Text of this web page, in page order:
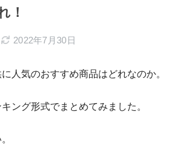
！
2022年7月30日
人気のおすすめ商品はどれなのか。
ング形式でまとめてみました。